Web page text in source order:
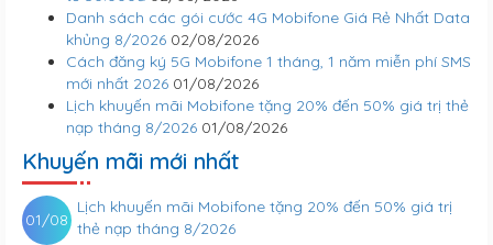
Danh sách các gói cước 4G Mobifone Giá Rẻ Nhất Data
khủng 8/2026 02/08/2026
Cách đăng ký 5G Mobifone 1 tháng, 1 năm miễn phí SMS
mới nhất 2026 01/08/2026
Lịch khuyến mãi Mobifone tặng 20% đến 50% giá trị thẻ
nạp tháng 8/2026 01/08/2026
Khuyến mãi mới nhất
Lịch khuyến mãi Mobifone tặng 20% đến 50% giá trị
thẻ nạp tháng 8/2026
01/08